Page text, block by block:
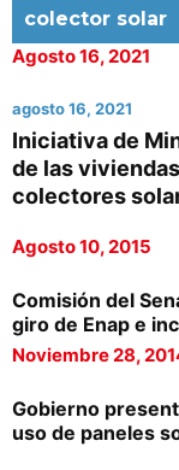
colector solar
Agosto 16, 2021
agosto 16, 2021
Iniciativa de
de las
colectores
Agosto 10, 2015
Comisión del
giro de Enap e
Noviembre 28,
Gobierno
uso de paneles